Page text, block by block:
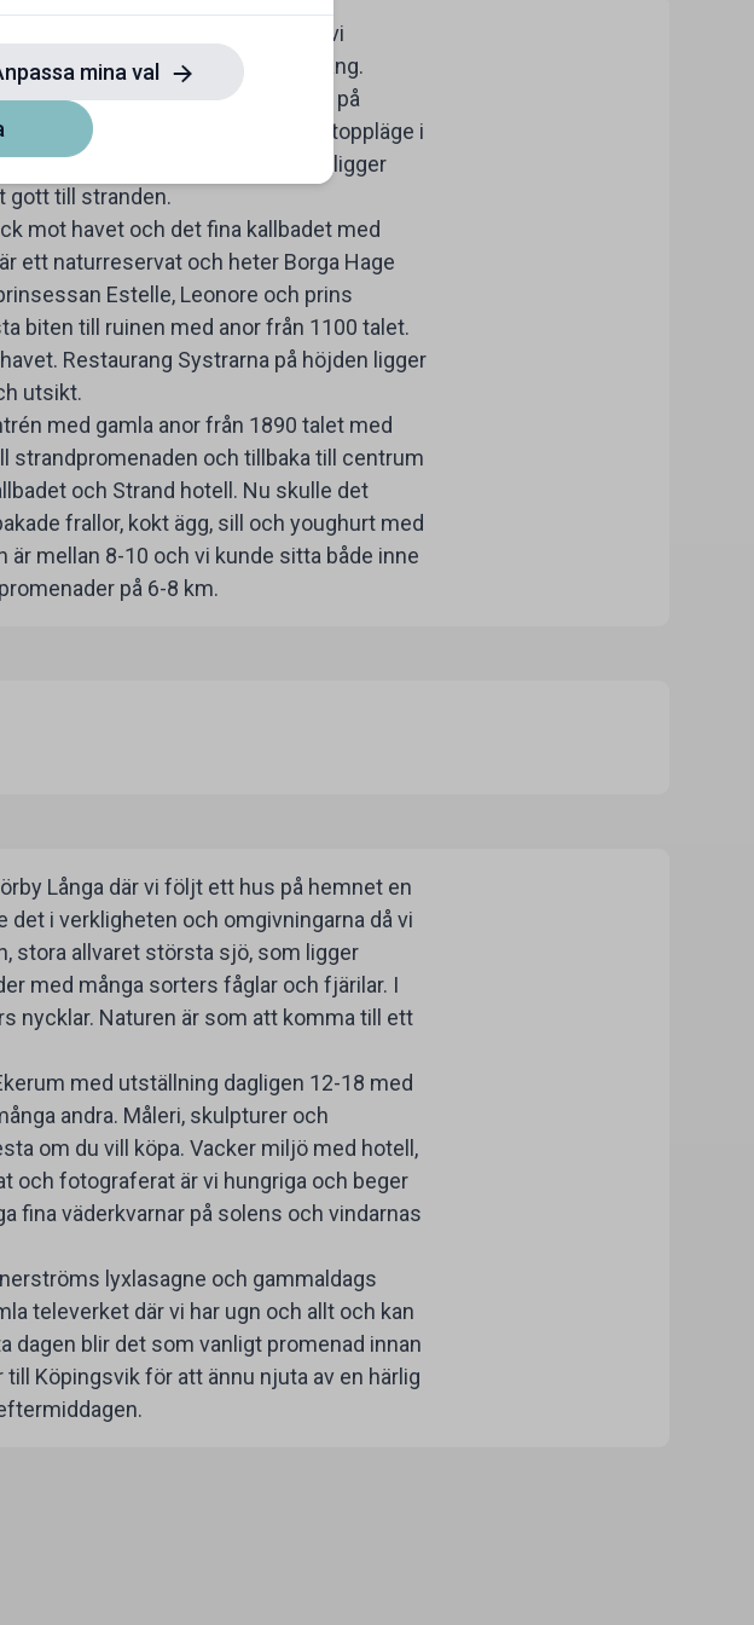
Allting var precis så bra vi
fönster, tv och skön dubbelsäng.
vi ville och skål inslaget godis på
till nästa dag. Centralt och ett toppläge i
på bilfria gator. Ica och Coop ligger
gott till stranden.
mot havet och det fina kallbadet med
ett naturreservat och heter Borga Hage
Estelle, Leonore och prins
biten till ruinen med anor från 1100 talet.
Restaurang Systrarna på höjden ligger
utsikt.
med gamla anor från 1890 talet med
strandpromenaden och tillbaka till centrum
och Strand hotell. Nu skulle det
frallor, kokt ägg, sill och youghurt med
mellan 8-10 och vi kunde sitta både inne
på 6-8 km.
Långa där vi följt ett hus på hemnet en
det i verkligheten och omgivningarna då vi
stora allvaret största sjö, som ligger
med många sorters fåglar och fjärilar. I
nycklar. Naturen är som att komma till ett
med utställning dagligen 12-18 med
andra. Måleri, skulpturer och
om du vill köpa. Vacker miljö med hotell,
och fotograferat är vi hungriga och beger
fina väderkvarnar på solens och vindarnas
lyxlasagne och gammaldags
televerket där vi har ugn och allt och kan
blir det som vanligt promenad innan
Köpingsvik för att ännu njuta av en härlig
mina val